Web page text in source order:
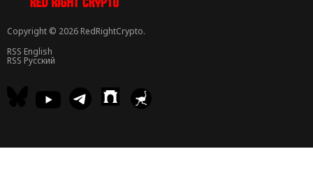
Copyright © 2026 RedRightCrypto.
RSS English
RSS Русский